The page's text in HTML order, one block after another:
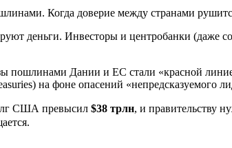
Когда доверие между странами
деньги. Инвесторы и центробанки (даже
пошлинами Дании и ЕС стали «красной
на фоне опасений «непредсказуемого
США превысил $38 трлн, и правительству